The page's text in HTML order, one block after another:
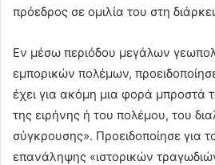
πρόεδρος σε ομιλία του στη
Εν μέσω περιόδου μεγάλων
εμπορικών πολέμων,
έχει για ακόμη μια φορά μπροστά
της ειρήνης ή του πολέμου, του
σύγκρουσης». Προειδοποίησε για
επανάληψης «ιστορικών